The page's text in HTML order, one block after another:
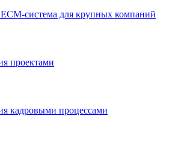
ECM-система для крупных компаний
проектами
кадровыми процессами